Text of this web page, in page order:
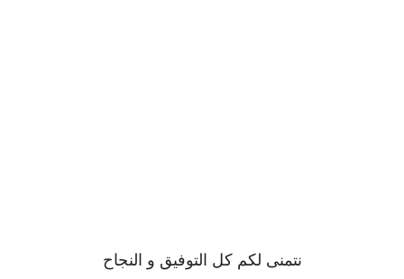
نتمنى لكم كل التوفيق و النجاح